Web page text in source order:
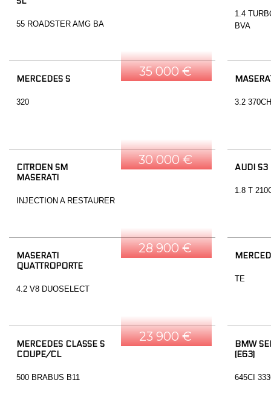
55 ROADSTER AMG BA
1.4
BVA
35 000 €
MERCEDES S
320 3.2
30 000 €
CITROEN SM
MASERATI
INJECTION A RESTAURER
AUDI S3
1.8 T
28 900 €
MASERATI
QUATTROPORTE
4.2 V8 DUOSELECT
TE
23 900 €
MERCEDES CLASSE S
COUPE/CL
500 BRABUS B11
BMW
(E63)
645CI